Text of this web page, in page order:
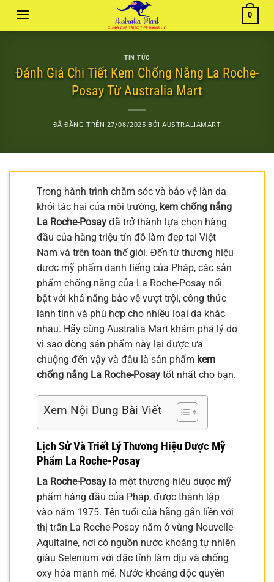
0
TIN TỨC
Đánh Giá Chi Tiết Kem Chống Nắng La Roche-
Posay Từ Australia Mart
ĐÃ ĐĂNG TRÊN 27/08/2025 BỞIAUSTRALIAMART
Trong hành trình chăm sóc và bảo vệ làn da
khỏi tác hại của môi trường, kem chống nắng
La Roche-Posay đã trở thành lựa chọn hàng
đầu của hàng triệu tín đồ làm đẹp tại Việt
Nam và trên toàn thế giới. Đến từ thương hiệu
dược mỹ phẩm danh tiếng của Pháp, các sản
phẩm chống nắng của La Roche-Posay nổi
bật với khả năng bảo vệ vượt trội, công thức
lành tính và phù hợp cho nhiều loại da khác
nhau. Hãy cùng Australia Mart khám phá lý do
vì sao dòng sản phẩm này lại được ưa
chuộng đến vậy và đâu là sản phẩm kem
chống nắng La Roche-Posay tốt nhất cho bạn.
Xem Nội Dung Bài Viết
Lịch Sử Và Triết Lý Thương Hiệu Dược Mỹ
Phẩm La Roche-Posay
La Roche-Posay là một thương hiệu dược mỹ
phẩm hàng đầu của Pháp, được thành lập
vào năm 1975. Tên tuổi của hãng gắn liền với
thị trấn La Roche-Posay nằm ở vùng Nouvelle-
Aquitaine, nơi có nguồn nước khoáng tự nhiên
giàu Selenium với đặc tính làm dịu và chống
oxy hóa mạnh mẽ. Nước khoáng độc quyền